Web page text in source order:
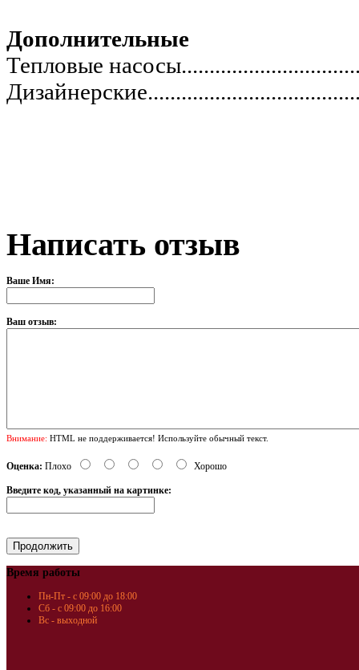
Дополнительные
Тепловые
Написать отзыв
Ваше Имя:
Ваш отзыв:
Внимание: HTML не поддерживается! Используйте обычный текст.
Оценка: Плохо Хорошо
Введите код, указанный на картинке:
Время работы
Пн-Пт - с 09:00 до 18:00
Сб - с 09:00 до 16:00
Вс - выходной